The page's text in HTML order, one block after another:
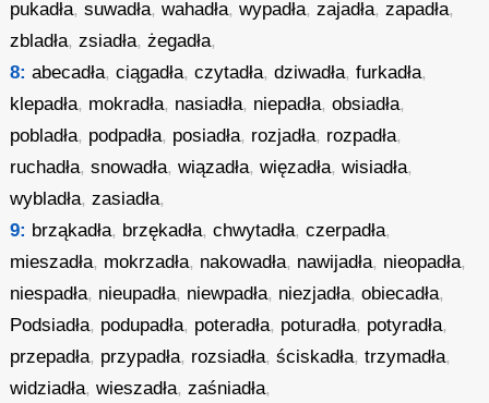
pukadła,suwadła,wahadła,wypadła,zajadła,zapadła,
zbladła,zsiadła,żegadła,
8: abecadła,ciągadła,czytadła,dziwadła,furkadła,
klepadła, mokradła, nasiadła, niepadła,obsiadła,
pobladła, podpadła, posiadła, rozjadła, rozpadła,
ruchadła,snowadła,wiązadła,więzadła,wisiadła,
wybladła,zasiadła,
9: brząkadła, brzękadła,chwytadła,czerpadła,
mieszadła, mokrzadła, nakowadła, nawijadła, nieopadła,
niespadła, nieupadła, niewpadła, niezjadła,obiecadła,
Podsiadła, podupadła, poteradła, poturadła, potyradła,
przepadła, przypadła, rozsiadła,ściskadła,trzymadła,
widziadła,wieszadła,zaśniadła,